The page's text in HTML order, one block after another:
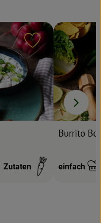
Zutaten
Rezept zu
Burrito
einfach